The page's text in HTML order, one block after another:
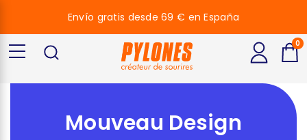
Mouveau Design
Envío gratis desde 69 € en España
0